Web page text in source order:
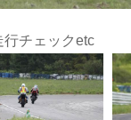
行チェックetc